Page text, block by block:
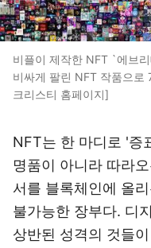
비플이 제작한 NFT `에브
비싸게 팔린 NFT 작품으
크리스티 홈페이지]
NFT는 한 마디로 '증
명품이 아니라 따라
서를 블록체인에 올
불가능한 장부다. 디
상반된 성격의 것들